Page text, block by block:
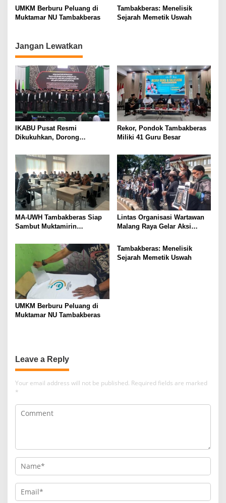
i
o
n
Ireng”
UMKM Berburu Peluang di
Muktamar NU Tambakberas
Tambakberas: Menelisik
Sejarah Memetik Uswah
Jangan Lewatkan
IKABU Pusat Resmi
Dikukuhkan, Dorong
Alumni
Rekor, Pondok Tambakberas
Miliki 41 Guru Besar
MA-UWH Tambakberas Siap
Sambut Muktamirin
Lintas Organisasi Wartawan
Malang Raya Gelar Aksi
Ireng”
UMKM Berburu Peluang di
Muktamar NU Tambakberas
Tambakberas: Menelisik
Sejarah Memetik Uswah
Leave a Reply
Your email address will not be published. Required fields are marked
*